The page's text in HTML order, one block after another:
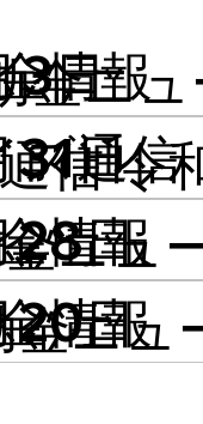
情報
3日金ニ
ズ通信
日
信 令
情報
28日
金ニ
情報
20日
金ニ